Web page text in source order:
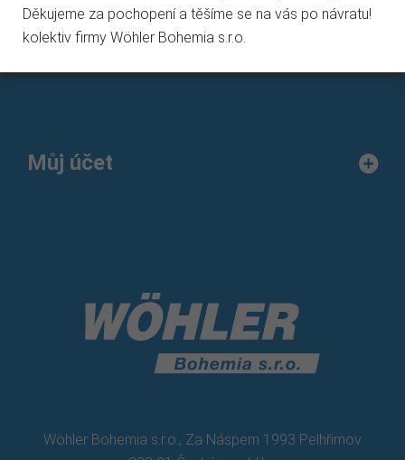
Informace
Můj účet
Wöhler Bohemia s.r.o., Za Náspem 1993 Pelhřimov
Děkujeme za pochopení a těšíme se na vás po návratu!
kolektiv firmy Wöhler Bohemia s.r.o.